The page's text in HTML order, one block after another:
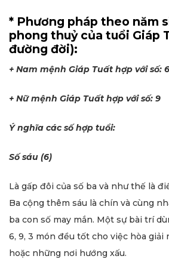
* Phương pháp theo năm
phong thuỷ của tuổi Giáp
đường đời):
+ Nam mệnh Giáp Tuất hợp với số: 6
+ Nữ mệnh Giáp Tuất hợp với số: 9
Ý nghĩa các số hợp tuổi:
Số sáu (6)
Là gấp đôi của số ba và như thế là
Ba cộng thêm sáu là chín và cùng
ba con số may mắn. Một sự bài trí
6, 9, 3 món đều tốt cho việc hòa giải
hoặc những nơi hướng xấu.